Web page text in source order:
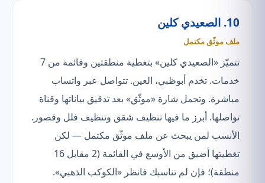
10. الصعيدي كلين
ملف موثّق مكتمل
تتميّز «الصعيدي كلين» بتغطية منطقتين وقائمة من 7
خدمات. تخدم أبوظبي، العين. تتواصل عبر واتساب
مباشرة. وتحمل شارة «موثّق» بعد تدقيق بياناتها وقناة
تواصلها. أبرز ما فيها تنظيف شقق وتنظيف فلل وقصور.
الأنسب لمن يبحث عن ملف موثّق مكتمل — لكن
تغطيتها أضيق من الأوسع في القائمة (2 مقابل 16
منطقة)؛ فإن لم تناسبك فانظر «الكوكب الذهبي».